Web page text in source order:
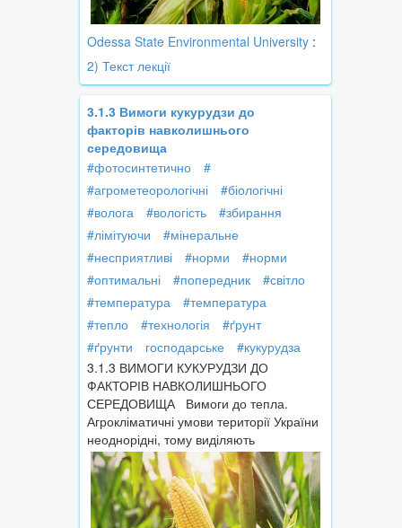
Odessa State Environmental University :
2) Текст лекції
3.1.3 Вимоги кукурудзи до
факторів навколишнього
середовища
#фотосинтетично
#
#агрометеорологічні
#біологічні
#волога
#вологість
#збирання
#лімітуючи
#мінеральне
#несприятливі
#норми
#норми
#оптимальні
#попередник
#світло
#температура
#температура
#тепло
#технологія
#ґрунт
#ґрунти
господарське
#кукурудза
3.1.3 ВИМОГИ КУКУРУДЗИ ДО
ФАКТОРІВ НАВКОЛИШНЬОГО
СЕРЕДОВИЩА Вимоги до тепла.
Агрокліматичні умови території України
неоднорідні, тому виділяють